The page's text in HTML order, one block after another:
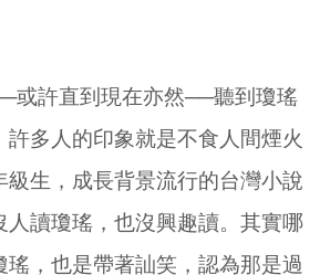
許直到現在亦然──聽到瓊瑤
多人的印象就是不食人間煙火
級生，成長背景流行的台灣小說
人讀瓊瑤，也沒興趣讀。其實哪
瑤，也是帶著訕笑，認為那是過